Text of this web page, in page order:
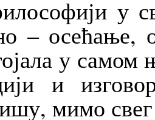
у
– осећање,
у
и
мимо